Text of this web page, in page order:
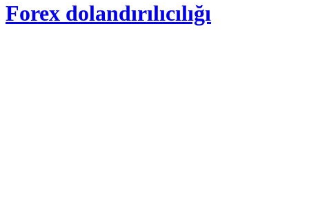
Forex dolandırılıcılığı